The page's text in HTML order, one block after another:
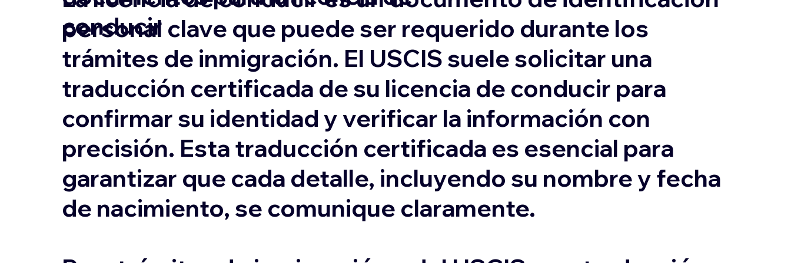
conducir
personal clave que puede ser requerido durante los
trámites de inmigración. El USCIS suele solicitar una
traducción certificada de su licencia de conducir para
confirmar su identidad y verificar la información con
precisión. Esta traducción certificada es esencial para
garantizar que cada detalle, incluyendo su nombre y fecha
de nacimiento, se comunique claramente.